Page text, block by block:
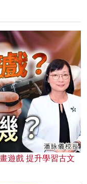
遊戲 提升學習古文